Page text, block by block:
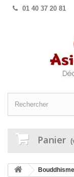
01 40 37 20 81
Panier
Bouddhisme